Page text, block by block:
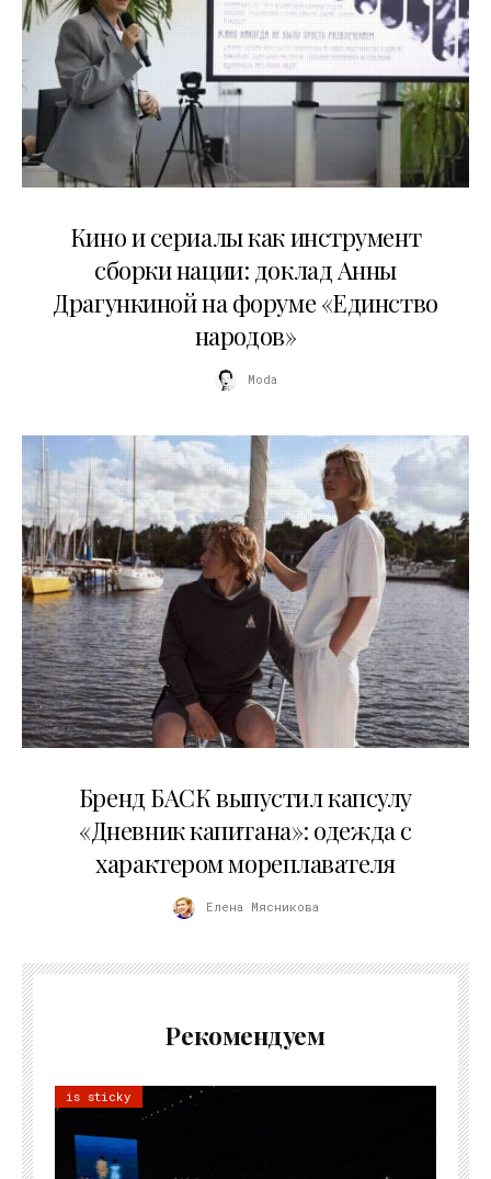
Кино и сериалы как инструмент
сборки нации: доклад Анны
Драгункиной на форуме «Единство
народов»
Moda
Бренд БАСК выпустил капсулу
«Дневник капитана»: одежда с
характером мореплавателя
Елена Мясникова
Рекомендуем
is sticky